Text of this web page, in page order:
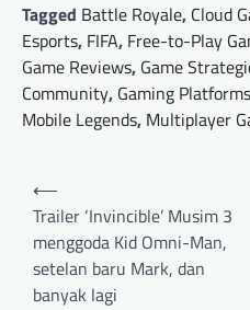
Tagged Battle Royale, Cloud
Esports, FIFA, Free-to-Play
Game Reviews, Game
Community, Gaming Platforms
Mobile Legends, Multiplayer
Post
navigation
⟵
Trailer ‘Invincible’ Musim 3
menggoda Kid Omni-Man,
setelan baru Mark, dan
banyak lagi